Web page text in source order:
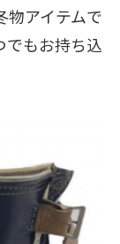
物アイテムで
でもお持ち込